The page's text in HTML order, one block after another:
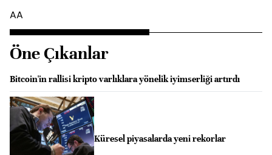
AA
Öne Çıkanlar
Bitcoin'in rallisi kripto varlıklara yönelik iyimserliği artırdı
Küresel piyasalarda yeni rekorlar